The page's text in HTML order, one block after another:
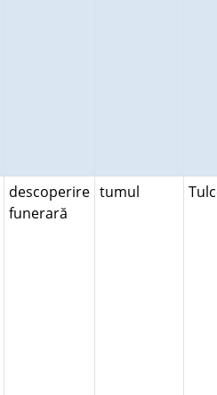
descoperire
funerară
tumul